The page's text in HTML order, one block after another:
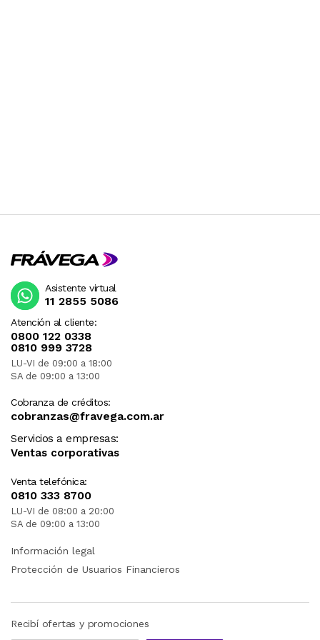
Atención al cliente:
0800 122 0338
0810 999 3728
LU-VI de 09:00 a 18:00
SA de 09:00 a 13:00
Cobranza de créditos:
cobranzas@fravega.com.ar
Servicios a empresas:
Ventas corporativas
Venta telefónica:
0810 333 8700
LU-VI de 08:00 a 20:00
SA de 09:00 a 13:00
Asistente virtual
11 2855 5086
Información legal
Protección de Usuarios Financieros
Recibí ofertas y promociones